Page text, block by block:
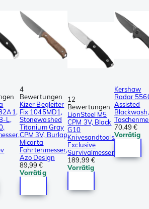
L,
4
Bewertungen
Kizer Begleiter
Fix 1045MD1,
Stonewashed
Titanium Gray
CPM 3V, Burlap
Micarta
Fahrtenmesser,
Azo Design
89,99 €
Vorrätig
12
Bewertungen
LionSteel M5
CPM 3V, Black
G10
Knivesandtools
Exclusive
Survivalmesser
189,99 €
Vorrätig
Kershaw
Radar
Assisted
Blackwash,
70,49 €
Vorrätig